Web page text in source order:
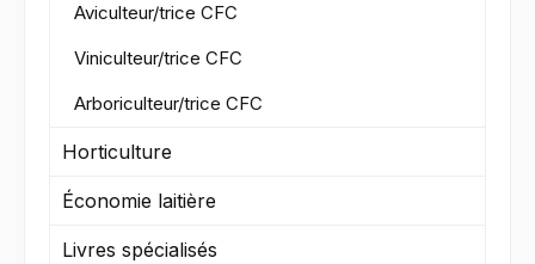
Aviculteur/trice CFC
Viniculteur/trice CFC
Arboriculteur/trice CFC
Horticulture
Économie laitière
Livres spécialisés